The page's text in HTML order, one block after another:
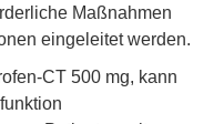
Maßnahmen
eingeleitet werden.
CT 500 mg, kann